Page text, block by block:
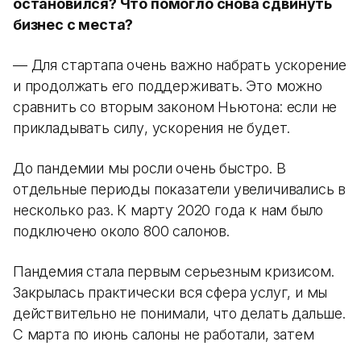
остановился? Что помогло снова сдвинуть
бизнес с места?
— Для стартапа очень важно набрать ускорение
и продолжать его поддерживать. Это можно
сравнить со вторым законом Ньютона: если не
прикладывать силу, ускорения не будет.
До пандемии мы росли очень быстро. В
отдельные периоды показатели увеличивались в
несколько раз. К марту 2020 года к нам было
подключено около 800 салонов.
Пандемия стала первым серьезным кризисом.
Закрылась практически вся сфера услуг, и мы
действительно не понимали, что делать дальше.
С марта по июнь салоны не работали, затем